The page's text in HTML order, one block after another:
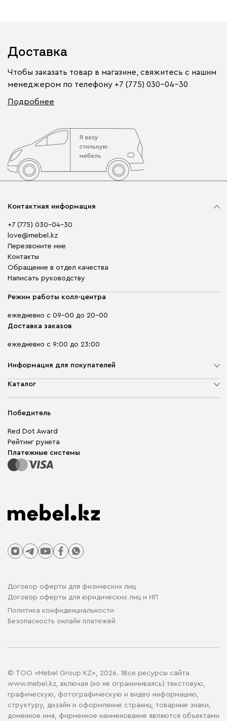
Доставка
Чтобы заказать товар в магазине, свяжитесь с нашим
менеджером по телефону +7 (775) 030-04-30
Подробнее
Контактная информация
+7 (775) 030-04-30
love@mebel.kz
Перезвоните мне
Контакты
Обращение в отдел качества
Написать руководству
Режим работы колл-центра
ежедневно с 09-00 до 20-00
Доставка заказов
ежедневно с 9:00 до 23:00
Информация для покупателей
О компании
Гарантия
Карта сайта
Каталог
Корпусная мебель
Модульная мебель
Столы и стулья
Победитель
Red Dot Award
Рейтинг рунета
Платежные системы
Договор оферты для физических лиц
Договор оферты для юридических лиц и ИП
Политика конфиденциальности
Безопасность онлайн платежей
© ТОО «Mebel Group KZ», 2026. 1Все ресурсы сайта
www.mebel.kz, включая (но не ограничиваясь) текстовую,
графическую, фотографическую и видео информацию,
структуру, дизайн и оформление страниц, товарные знаки,
доменное имя, фирменное наименование являются объектами